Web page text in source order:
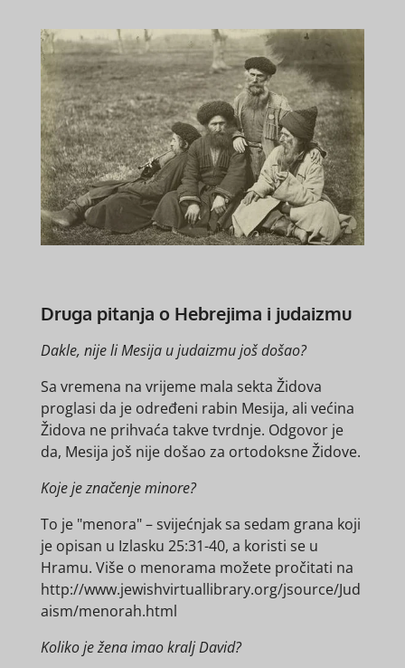
Druga pitanja o Hebrejima i judaizmu
Dakle, nije li Mesija u judaizmu još došao?
Sa vremena na vrijeme mala sekta Židova
proglasi da je određeni rabin Mesija, ali većina
Židova ne prihvaća takve tvrdnje. Odgovor je
da, Mesija još nije došao za ortodoksne Židove.
Koje je značenje minore?
To je "menora" – svijećnjak sa sedam grana koji
je opisan u Izlasku 25:31-40, a koristi se u
Hramu. Više o menorama možete pročitati na
http://www.jewishvirtuallibrary.org/jsource/Jud
aism/menorah.html
Koliko je žena imao kralj David?